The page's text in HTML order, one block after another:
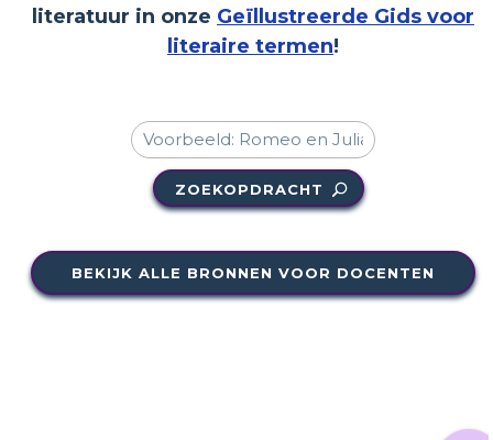
literatuur in onze Geïllustreerde Gids voor
literaire termen!
ZOEKOPDRACHT
BEKIJK ALLE BRONNEN VOOR DOCENTEN